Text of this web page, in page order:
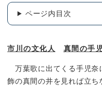
ページ内目次
市川の文化人 真間の手
万葉歌に出てくる手児奈
飾の真間の井を見れば立